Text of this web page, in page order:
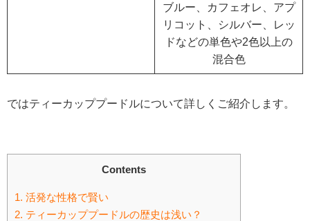
ブルー、カフェオレ、アプ
リコット、シルバー、レッ
ドなどの単色や2色以上の
混合色
ではティーカッププードルについて詳しくご紹介します。
Contents
1. 活発な性格で賢い
2. ティーカッププードルの歴史は浅い？